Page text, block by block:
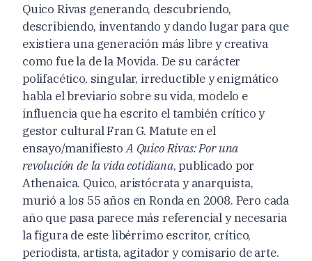
Quico Rivas generando, descubriendo,
describiendo, inventando y dando lugar para que
existiera una generación más libre y creativa
como fue la de la Movida. De su carácter
polifacético, singular, irreductible y enigmático
habla el breviario sobre su vida, modelo e
influencia que ha escrito el también crítico y
gestor cultural Fran G. Matute en el
ensayo/manifiestoA Quico Rivas: Por una
revolución de la vida cotidiana, publicado por
Athenaica. Quico, aristócrata y anarquista,
murió a los 55 años en Ronda en 2008. Pero cada
año que pasa parece más referencial y necesaria
la figura de este libérrimo escritor, crítico,
periodista, artista, agitador y comisario de arte.